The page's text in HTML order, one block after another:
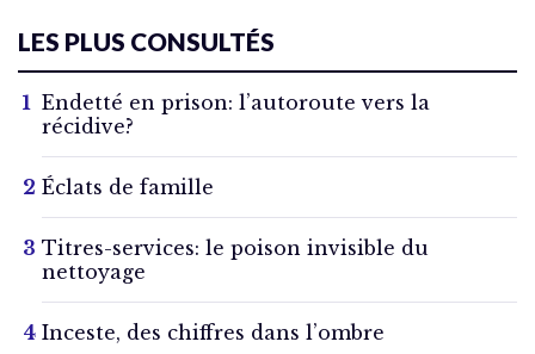
LES PLUS CONSULTÉS
Endetté en prison: l’autoroute vers la
récidive?
Éclats de famille
Titres-services: le poison invisible du
nettoyage
Inceste, des chiffres dans l’ombre